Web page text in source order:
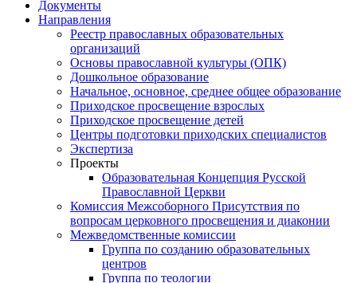
Документы
Направления
Реестр православных образовательных
организаций
Основы православной культуры (ОПК)
Дошкольное образование
Начальное, основное, среднее общее образование
Приходское просвещение взрослых
Приходское просвещение детей
Центры подготовки приходских специалистов
Экспертиза
Проекты
Образовательная Концепция Русской
Православной Церкви
Комиссия Межсоборного Присутствия по
вопросам церковного просвещения и диаконии
Межведомственные комиссии
Группа по созданию образовательных
центров
Группа по теологии